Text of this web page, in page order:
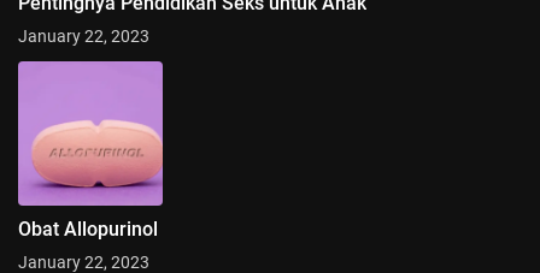
January 22, 2023
Obat Allopurinol
January 22, 2023